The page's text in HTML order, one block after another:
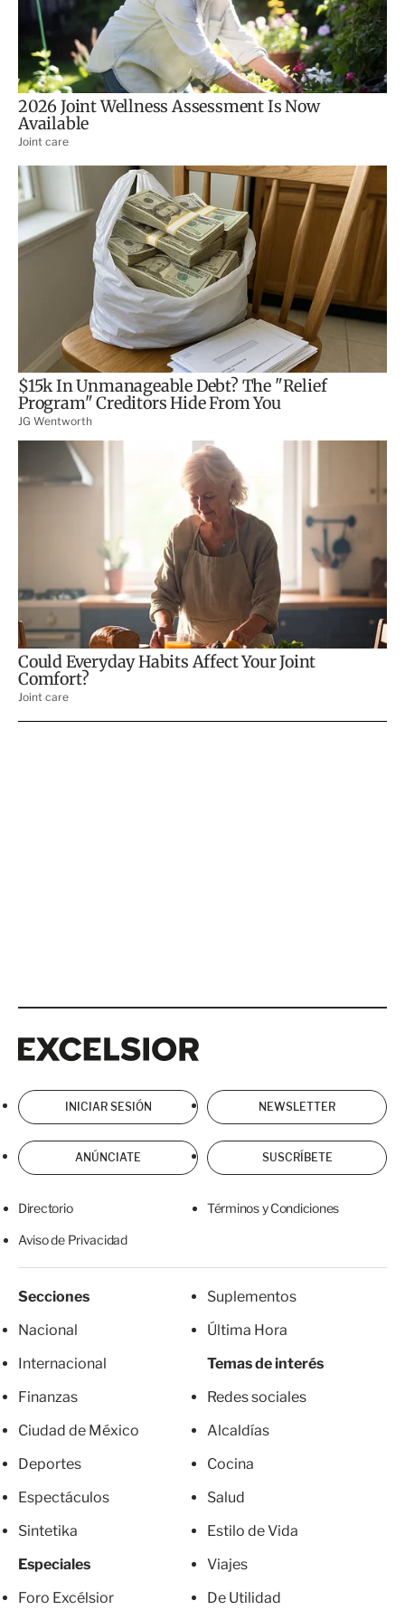
INICIAR SESIÓN NEWSLETTER
ANÚNCIATE SUSCRÍBETE
Directorio Términos y Condiciones
Aviso de Privacidad
Secciones
Nacional
Internacional
Finanzas
Ciudad de México
Deportes
Espectáculos
Sintetika
Especiales
Foro Excélsior
Suplementos
Última Hora
Temas de interés
Redes sociales
Alcaldías
Cocina
Salud
Estilo de Vida
Viajes
De Utilidad